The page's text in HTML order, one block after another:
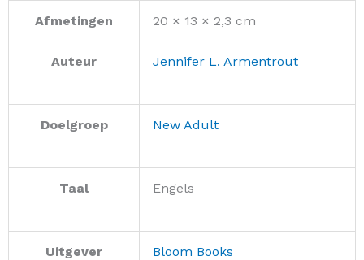
Afmetingen 20 × 13 × 2,3 cm
Auteur Jennifer L. Armentrout
Doelgroep New Adult
Taal Engels
Uitgever Bloom Books